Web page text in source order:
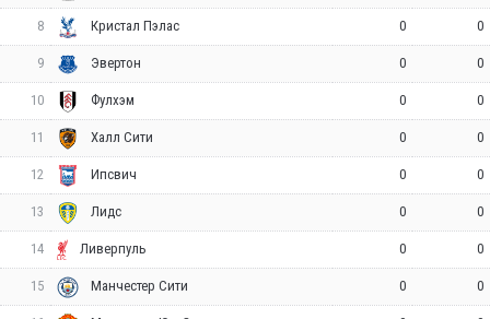
8 Кристал Пэлас 0 0
9 Эвертон 0 0
10 Фулхэм 0 0
11 Халл Сити 0 0
12 Ипсвич 0 0
13 Лидс 0 0
14 Ливерпуль 0 0
15 Манчестер Сити 0 0